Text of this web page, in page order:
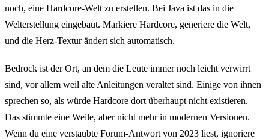
noch, eine Hardcore-Welt zu erstellen. Bei Java ist das in die
Welterstellung eingebaut. Markiere Hardcore, generiere die Welt,
und die Herz-Textur ändert sich automatisch.
Bedrock ist der Ort, an dem die Leute immer noch leicht verwirrt
sind, vor allem weil alte Anleitungen veraltet sind. Einige von ihnen
sprechen so, als würde Hardcore dort überhaupt nicht existieren.
Das stimmte eine Weile, aber nicht mehr in modernen Versionen.
Wenn du eine verstaubte Forum-Antwort von 2023 liest, ignoriere